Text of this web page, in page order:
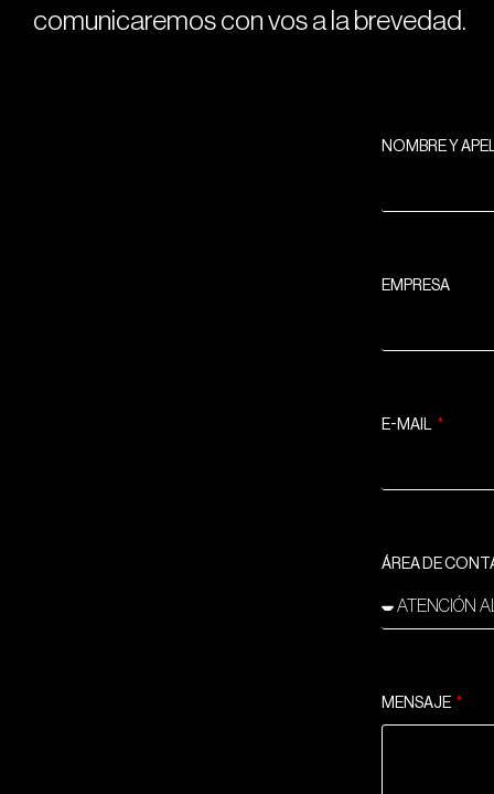
comunicaremos con vos a la brevedad.
NOMBRE Y
EMPRESA
E-MAIL
ÁREA DE
MENSAJE